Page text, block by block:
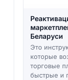
Беларуси
Это
которые
торговые
быстрые и